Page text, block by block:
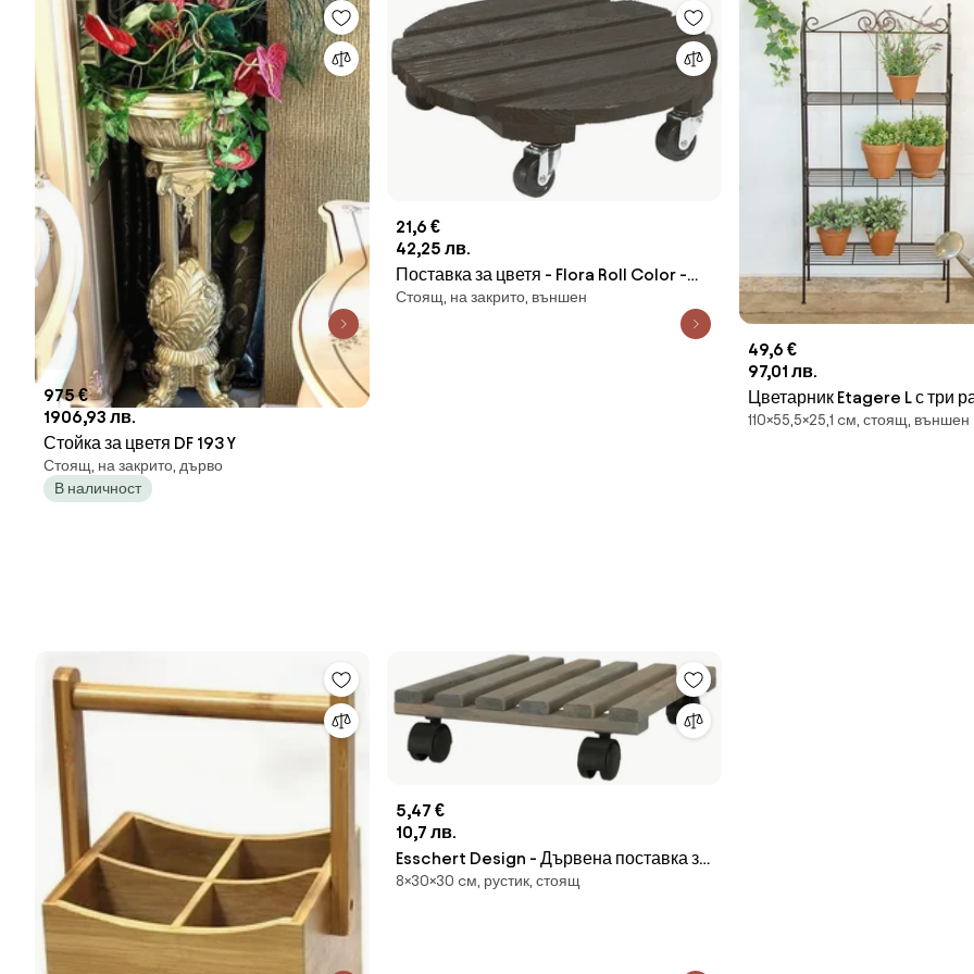
975 €
1906,93 лв.
Стойка за цветя DF 193 Y
Стоящ, на закрито, дърво
В наличност
21,6 €
42,25 лв.
Поставка за цветя - Flora Roll Color -
Тъмно Кафява
Стоящ, на закрито, външен
49,6 €
97,01 лв.
Цветарник Etagere L с три
сгъваем, Esschert Design
110×55,5×25,1 cм, стоящ, външен
5,47 €
10,7 лв.
Esschert Design - Дървена поставка за
цветя
8×30×30 cм, рустик, стоящ